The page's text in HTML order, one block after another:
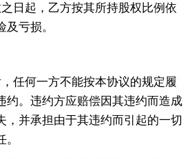
日起，乙方按其所持股权比例依
亏损。
任何一方不能按本协议的规定履
约。违约方应赔偿因其违约而造成
，并承担由于其违约而引起的一切